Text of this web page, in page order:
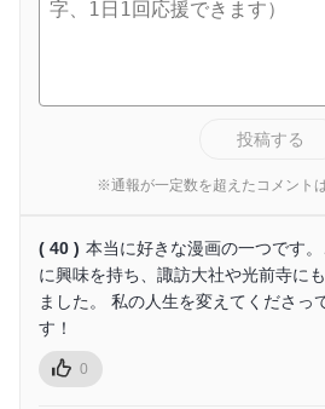
投稿する
※通報が一定数を超えたコメント
( 40 ) 本当に好きな漫画の一つです
に興味を持ち、諏訪大社や光前寺に
ました。 私の人生を変えてくださっ
す！
0